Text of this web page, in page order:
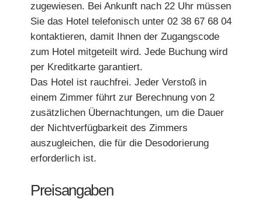
zugewiesen. Bei Ankunft nach 22 Uhr müssen
Sie das Hotel telefonisch unter 02 38 67 68 04
kontaktieren, damit Ihnen der Zugangscode
zum Hotel mitgeteilt wird. Jede Buchung wird
per Kreditkarte garantiert.
Das Hotel ist rauchfrei. Jeder Verstoß in
einem Zimmer führt zur Berechnung von 2
zusätzlichen Übernachtungen, um die Dauer
der Nichtverfügbarkeit des Zimmers
auszugleichen, die für die Desodorierung
erforderlich ist.
Preisangaben